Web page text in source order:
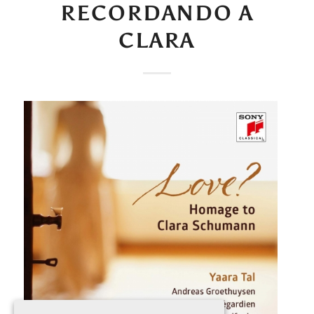
RECORDANDO A
CLARA